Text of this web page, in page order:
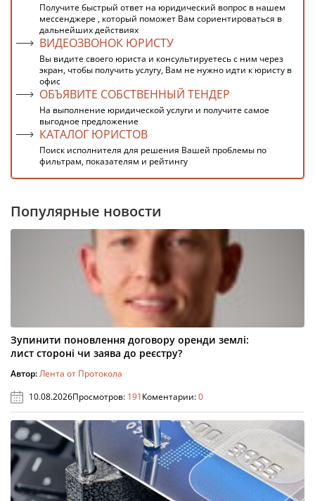
Получите быстрый ответ на юридический вопрос в нашем
мессенджере , который поможет Вам сориентироваться в
дальнейших действиях
ВИДЕОЗВОНОК ЮРИСТУ
Вы видите своего юриста и консультируетесь с ним через
экран, чтобы получить услугу, Вам не нужно идти к юристу в
офис
ОБЪЯВИТЕ СОБСТВЕННЫЙ ТЕНДЕР
На выполнение юридической услуги и получите самое
выгодное предложение
КАТАЛОГ ЮРИСТОВ
Поиск исполнителя для решения Вашей проблемы по
фильтрам, показателям и рейтингу
Популярные новости
Зупинити поновлення договору оренди землі:
лист стороні чи заява до реєстру?
Автор:Лента от Протокола
10.08.2026Просмотров: 191Коментарии:0